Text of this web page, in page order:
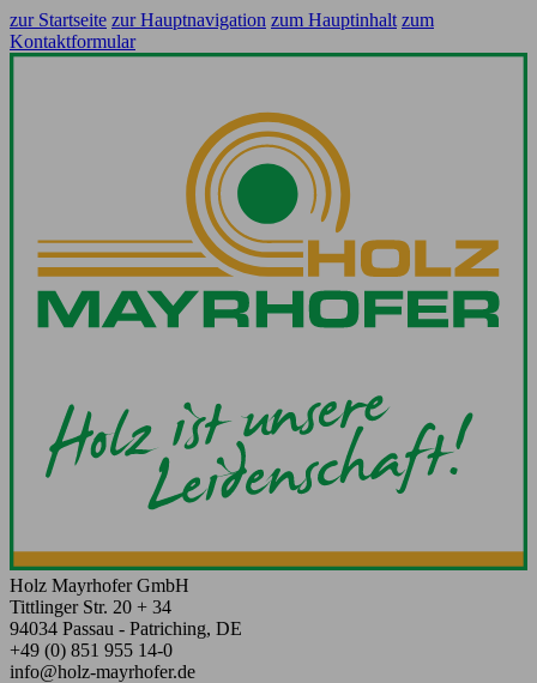
zur Startseite zur Hauptnavigation zum Hauptinhalt zum
Kontaktformular
Holz Mayrhofer GmbH
Tittlinger Str. 20 + 34
94034 Passau - Patriching, DE
+49 (0) 851 955 14-0
info@holz-mayrhofer.de